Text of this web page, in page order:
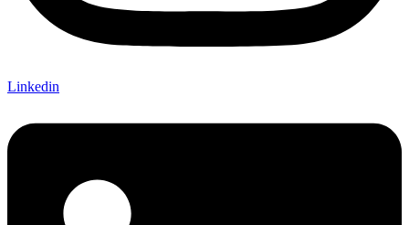
Linkedin